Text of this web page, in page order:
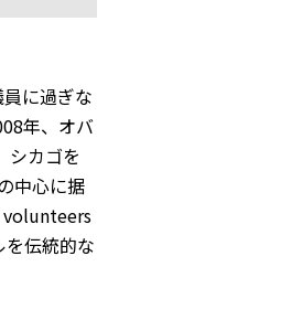
に過ぎな
年、オバ
シカゴを
中心に据
volunteers
伝統的な